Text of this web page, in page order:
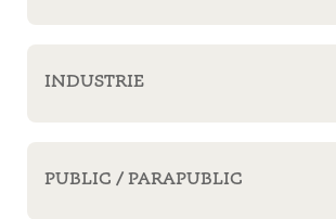
INDUSTRIE
PUBLIC / PARAPUBLIC